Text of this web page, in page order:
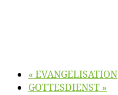
« EVANGELISATION
GOTTESDIENST »